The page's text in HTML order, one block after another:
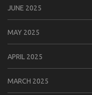
JUNE 2025
MAY 2025
APRIL 2025
MARCH 2025